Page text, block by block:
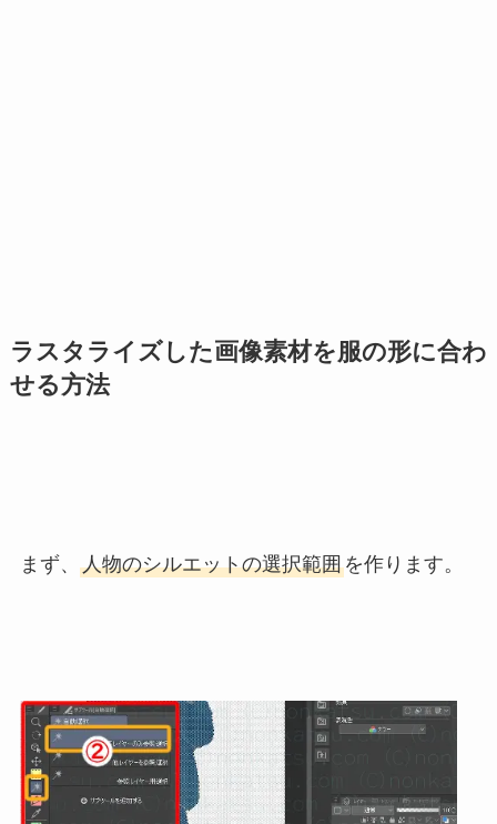
ラスタライズした画像素材を服の形に合わ
せる方法
まず、 人物のシルエットの選択範囲を作ります。